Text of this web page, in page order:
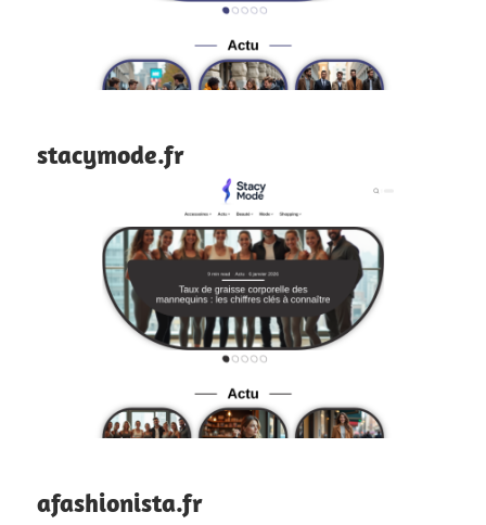
stacymode.fr
afashionista.fr